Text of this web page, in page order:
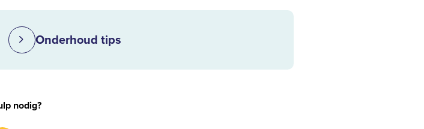
Onderhoud tips
nodig?